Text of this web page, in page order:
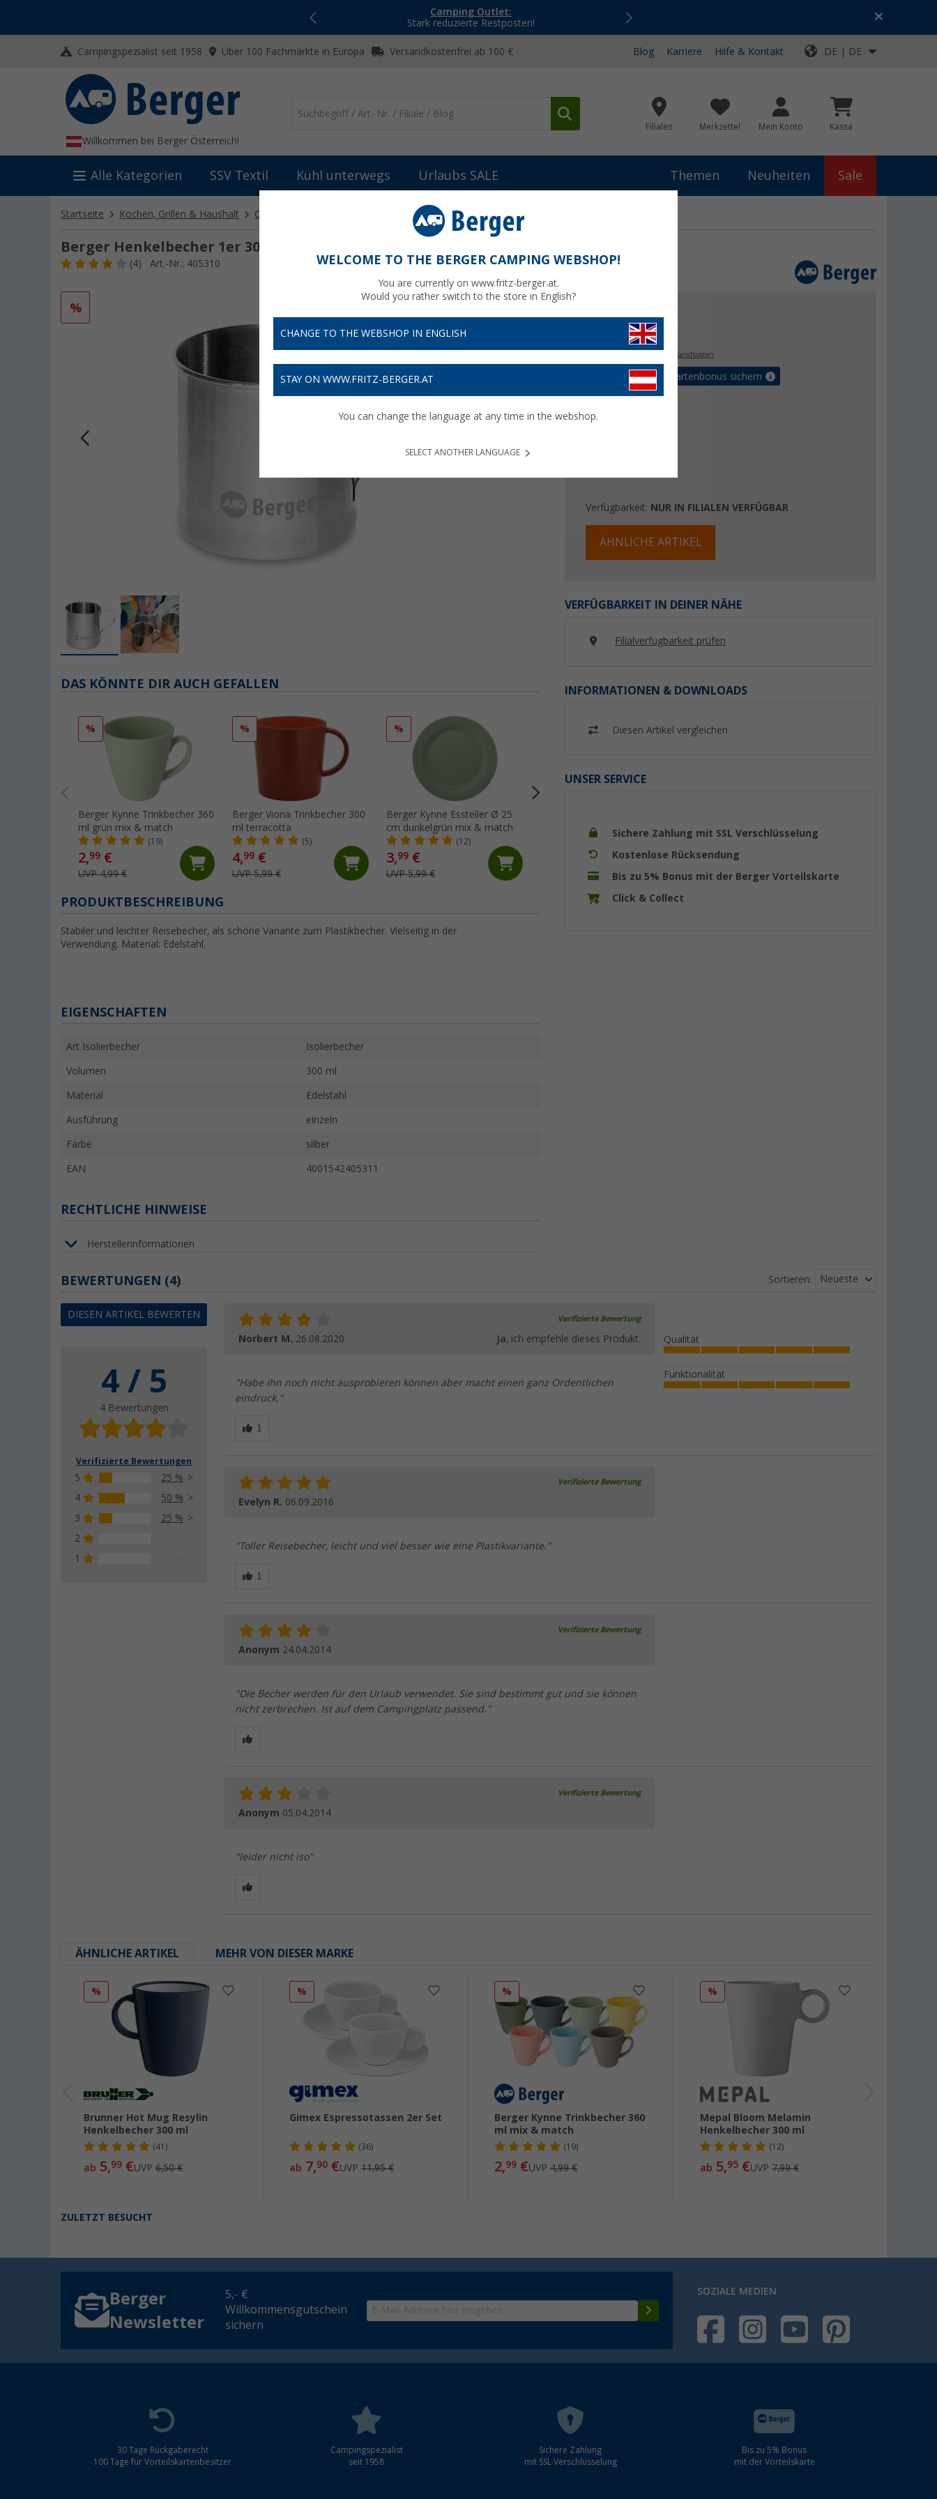
Camping Outlet:
Stark reduzierte Restposten!
Top-Deals für dein Abenteuer!
Campingspezialist seit 1958 Über 100 Fachmärkte in Europa Versandkostenfrei ab 100 € Blog Karriere Hilfe & Kontakt DE | DE
Willkommen bei Berger Österreich!
Filialen Merkzettel Mein Konto Kassa
Alle Kategorien SSV Textil Kühl unterwegs Urlaubs SALE Themen Neuheiten Sale
Startseite Kochen, Grillen & Haushalt Campinggeschirr Becher & Tassen Berger Tasse, Henkelbecher
Berger Henkelbecher 1er 300 ml
(4) Art.-Nr.: 405310
%
€
zzgl. Versandkosten
Bis zu 5% Vorteilskartenbonus sichern
Verfügbarkeit: NUR IN FILIALEN VERFÜGBAR
ÄHNLICHE ARTIKEL
VERFÜGBARKEIT IN DEINER NÄHE
Filialverfügbarkeit prüfen
INFORMATIONEN & DOWNLOADS
Diesen Artikel vergleichen
UNSER SERVICE
Sichere Zahlung mit SSL Verschlüsselung
Kostenlose Rücksendung
Bis zu 5% Bonus mit der Berger Vorteilskarte
Click & Collect
DAS KÖNNTE DIR AUCH GEFALLEN
%
Berger Kynne Trinkbecher 360
ml grün mix & match
(19)
2,99 €
UVP 4,99 €
%
Berger Viona Trinkbecher 300
ml terracotta
(5)
4,99 €
UVP 5,99 €
%
Berger Kynne Essteller Ø 25
cm dunkelgrün mix & match
(12)
3,99 €
UVP 5,99 €
Geschirr-Set 16-tlg. grün für 4
UVP 49,99 €
%
dunkelblau Ø 11,5 cm mix &
1,99€
UVP 2,99 €
PRODUKTBESCHREIBUNG
Stabiler und leichter Reisebecher, als schöne Variante zum Plastikbecher. Vielseitig in der
Verwendung. Material: Edelstahl.
EIGENSCHAFTEN
Art Isolierbecher Isolierbecher
Volumen 300 ml
Material Edelstahl
Ausführung einzeln
Farbe silber
EAN 4001542405311
RECHTLICHE HINWEISE
Herstellerinformationen
BEWERTUNGEN (4)
DIESEN ARTIKEL BEWERTEN
4 / 5
4 Bewertungen
Verifizierte Bewertungen
5
25 %
4
50 %
3
25 %
2
1
Sortieren: Neueste
Verifizierte Bewertung
Norbert M. 26.08.2020 Ja, ich empfehle dieses Produkt.
"Habe ihn noch nicht ausprobieren können aber macht einen ganz Ordentlichen
eindruck."
Qualität
Funktionalität
Verifizierte Bewertung
Evelyn R. 06.09.2016
"Toller Reisebecher, leicht und viel besser wie eine Plastikvariante."
Verifizierte Bewertung
Anonym 24.04.2014
"Die Becher werden für den Urlaub verwendet. Sie sind bestimmt gut und sie können
nicht zerbrechen. Ist auf dem Campingplatz passend."
Verifizierte Bewertung
Anonym 05.04.2014
"leider nicht iso"
ÄHNLICHE ARTIKEL MEHR VON DIESER MARKE
%
Brunner Hot Mug Resylin
Henkelbecher 300 ml
(41)
ab 5,99 €UVP6,50 €
%
Gimex Espressotassen 2er Set
(36)
ab 7,90€UVP 11,95 €
%
Berger Kynne Trinkbecher 360
ml mix & match
(19)
2,99 €UVP4,99 €
%
Mepal Bloom Melamin
Henkelbecher 300 ml
(12)
ab 5,95€UVP 7,99 €
ZULETZT BESUCHT
Berger
Newsletter
5,- €
Willkommensgutschein
sichern
SOZIALE MEDIEN
30 Tage Rückgaberecht
100 Tage für Vorteilskartenbesitzer
Campingspezialist
seit 1958
Sichere Zahlung
mit SSL Verschlüsselung
Bis zu 5% Bonus
mit der Vorteilskarte
WELCOME TO THE BERGER CAMPING WEBSHOP!
You are currently on www.fritz-berger.at.
Would you rather switch to the store in English?
CHANGE TO THE WEBSHOP IN ENGLISH
STAY ON WWW.FRITZ-BERGER.AT
You can change the language at any time in the webshop.
SELECT ANOTHER LANGUAGE